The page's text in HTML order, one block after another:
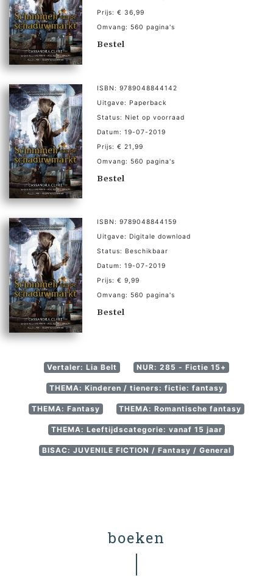
Prijs: € 36,99
Omvang: 560 pagina's
Bestel
ISBN: 9789048844142
Uitgave: Paperback
Status: Niet op voorraad
Datum: 19-07-2019
Prijs: € 21,99
Omvang: 560 pagina's
Bestel
ISBN: 9789048844159
Uitgave: Digitale download
Status: Beschikbaar
Datum: 19-07-2019
Prijs: € 9,99
Omvang: 560 pagina's
Bestel
Vertaler: Lia Belt NUR: 285 - Fictie 15+
THEMA: Kinderen / tieners: fictie: fantasy
THEMA: Fantasy THEMA: Romantische fantasy
THEMA: Leeftijdscategorie: vanaf 15 jaar
BISAC: JUVENILE FICTION / Fantasy / General
boeken